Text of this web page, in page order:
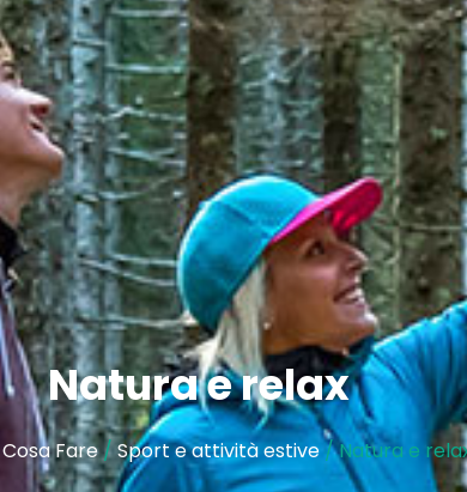
Natura e relax
Cosa Fare/Sport e attività estive/ Natura e